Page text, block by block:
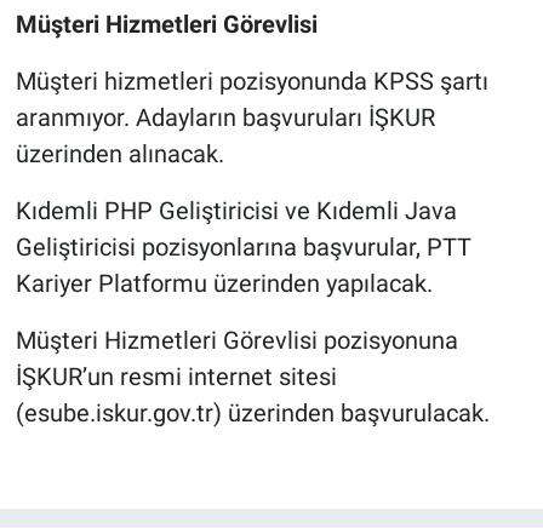
Müşteri Hizmetleri Görevlisi
Müşteri hizmetleri pozisyonunda KPSS şartı
aranmıyor. Adayların başvuruları İŞKUR
üzerinden alınacak.
Kıdemli PHP Geliştiricisi ve Kıdemli Java
Geliştiricisi pozisyonlarına başvurular, PTT
Kariyer Platformu üzerinden yapılacak.
Müşteri Hizmetleri Görevlisi pozisyonuna
İŞKUR’un resmi internet sitesi
(esube.iskur.gov.tr) üzerinden başvurulacak.